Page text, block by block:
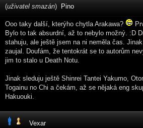
(uživatel smazán) Pino
Ooo taky další, kterýho chytla Arakawa?
Bylo to tak absurdní, až to nebylo možný. :D
stahuju, ale ještě jsem na ni neměla čas.
zaujal. Doufám, že tentokrát se to autorům
jim to stalo u Death Notu.
Jinak sleduju ještě Shinrei Tantei Yakumo,
Togainu no Chi a čekám, až se nějaká eng
Hakuouki.
Vexar